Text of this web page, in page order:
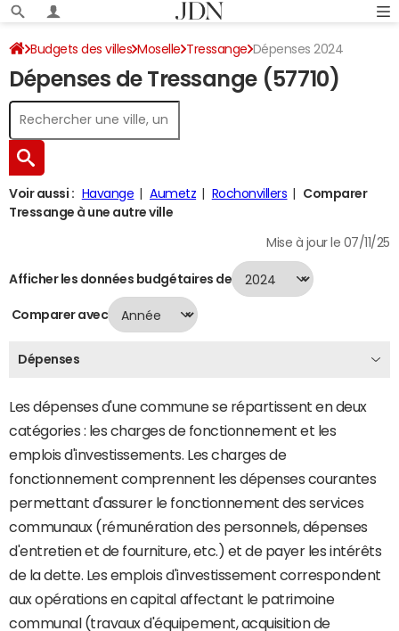
Budgets des villes Moselle Tressange Dépenses 2024
Dépenses de Tressange (57710)
Voir aussi : Havange Aumetz Rochonvillers
Comparer
Tressange à une autre ville
Mise à jour le 07/11/25
Afficher les données budgétaires de
Comparer avec
Dépenses
Les dépenses d'une commune se répartissent en deux
catégories : les charges de fonctionnement et les
emplois d'investissements. Les charges de
fonctionnement comprennent les dépenses courantes
permettant d'assurer le fonctionnement des services
communaux (rémunération des personnels, dépenses
d'entretien et de fourniture, etc.) et de payer les intérêts
de la dette. Les emplois d'investissement correspondent
aux opérations en capital affectant le patrimoine
communal (travaux d'équipement, acquisition de